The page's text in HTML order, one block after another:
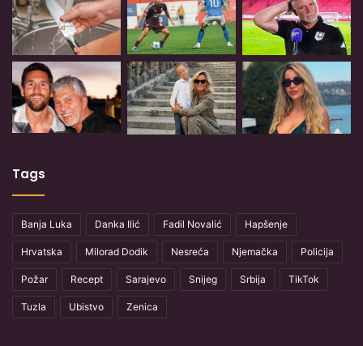
Tags
Banja Luka Danka Ilić Fadil Novalić Hapšenje
Hrvatska Milorad Dodik Nesreća Njemačka Policija
Požar Recept Sarajevo Snijeg Srbija TikTok
Tuzla Ubistvo Zenica